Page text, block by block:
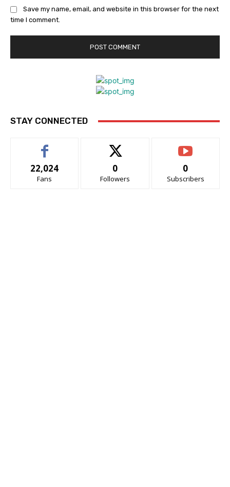
Save my name, email, and website in this browser for the next
time I comment.
STAY CONNECTED
22,024
Fans
0
Followers
0
Subscribers